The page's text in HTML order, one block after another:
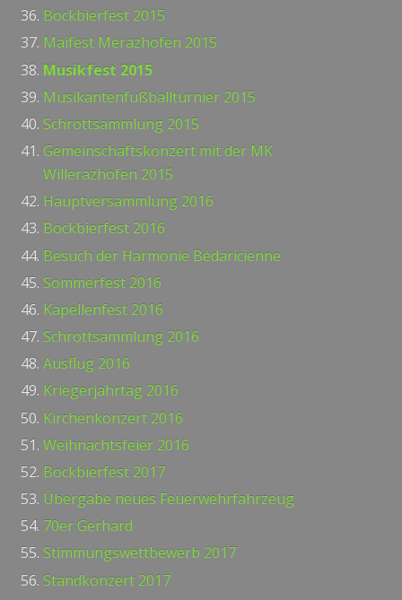
Bockbierfest 2015
Maifest Merazhofen 2015
Musikfest 2015
Musikantenfußballturnier 2015
Schrottsammlung 2015
Gemeinschaftskonzert mit der MK
Willerazhofen 2015
Hauptversammlung 2016
Bockbierfest 2016
Besuch der Harmonie Bédaricienne
Sommerfest 2016
Kapellenfest 2016
Schrottsammlung 2016
Ausflug 2016
Kriegerjahrtag 2016
Kirchenkonzert 2016
Weihnachtsfeier 2016
Bockbierfest 2017
Übergabe neues Feuerwehrfahrzeug
70er Gerhard
Stimmungswettbewerb 2017
Standkonzert 2017